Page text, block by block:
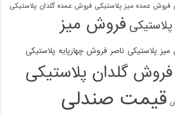
فروش عمده میز پلاستیکی فروش عمده گلدان پلاستیکی
فروش میز
پلاستیکی ناصر فروش چهارپایه پلاستیکی
فروش گلدان پلاستیکی
قیمت صندلی